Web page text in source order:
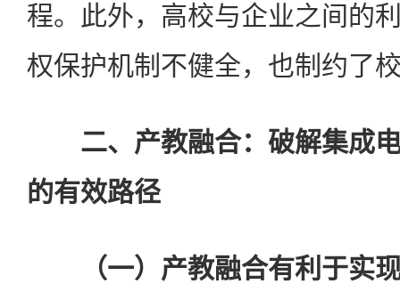
程。此外，高校与企业之间的
权保护机制不健全，也制约了
二、产教融合：破解集成
的有效路径
（一）产教融合有利于实现